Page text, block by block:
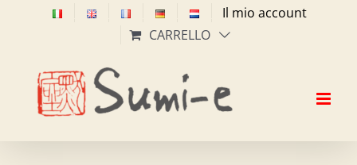
Il mio account
CARRELLO